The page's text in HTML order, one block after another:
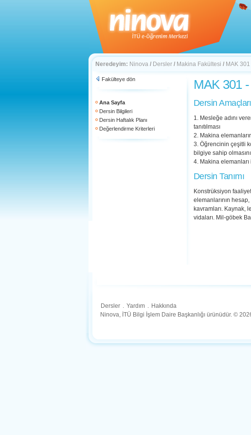
Neredeyim: Ninova / Dersler / Makina Fakültesi / MAK 301
Fakülteye dön
Ana Sayfa
Dersin Bilgileri
Dersin Haftalık Planı
Değerlendirme Kriterleri
MAK 301
Dersin Amaçları
1. Mesleğe adını
tanıtılması
2. Makina
3. Öğrencinin çeşitli
bilgiye sahip
4. Makina elemanları
Dersin Tanımı
Konstrüksiyon
elemanlarının
kavramları. Kaynak,
vidaları. Mil-göbek
Dersler . Yardım . Hakkında
Ninova, İTÜ Bilgi İşlem Daire Başkanlığı ürünüdür. ©